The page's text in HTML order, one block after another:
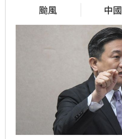
颱風 中國